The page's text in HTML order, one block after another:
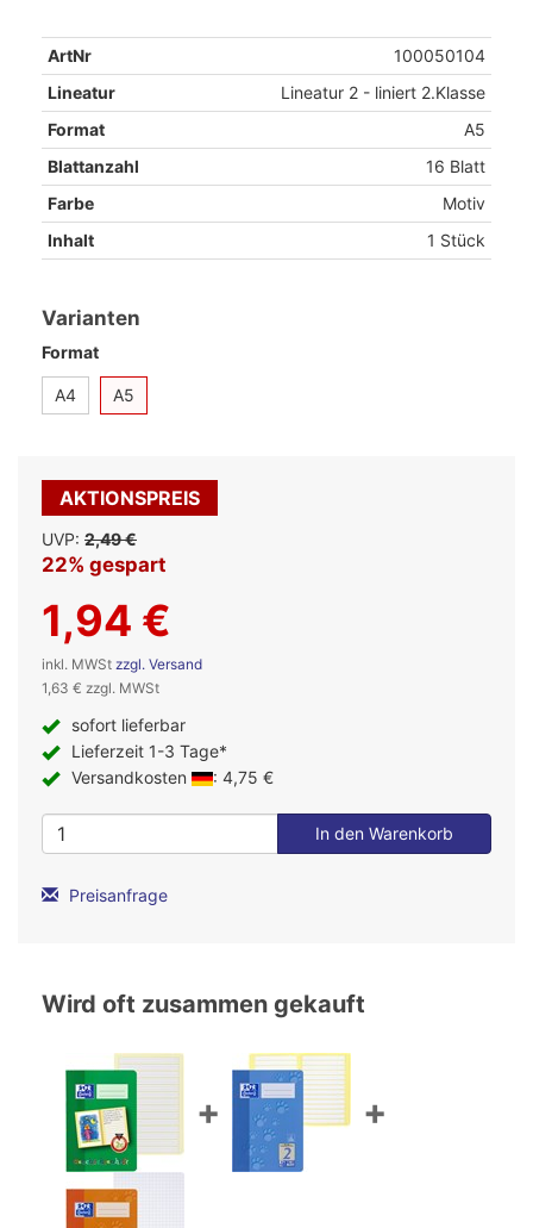
ArtNr
100050104
Lineatur
Lineatur 2 - liniert 2.Klasse
Format
A5
Blattanzahl
16 Blatt
Farbe
Motiv
Inhalt
1 Stück
Varianten
Format
A4 A5
AKTIONSPREIS
UVP: 2,49 €
22% gespart
1,94 €
inkl. MWSt zzgl. Versand
1,63 € zzgl. MWSt
sofort lieferbar
Lieferzeit 1-3 Tage*
Versandkosten
: 4,75 €
Preisanfrage
Wird oft zusammen gekauft
+ +